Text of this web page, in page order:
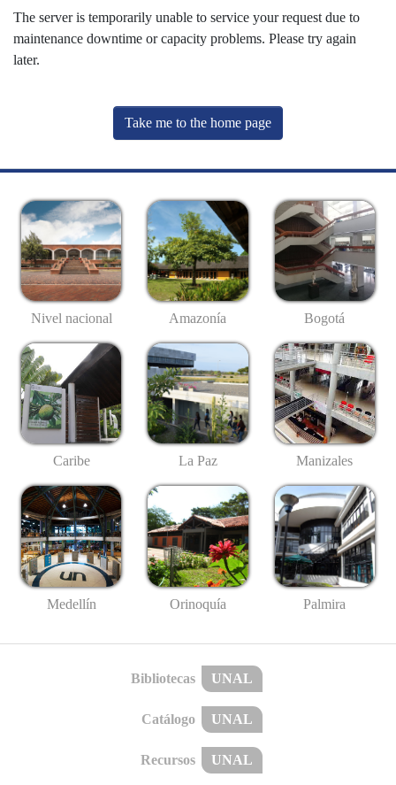
The server is temporarily unable to service your request due to
maintenance downtime or capacity problems. Please try again
later.
Take me to the home page
Nivel nacional Amazonía Bogotá
Caribe La Paz Manizales
Medellín Orinoquía Palmira
Bibliotecas UNAL
Catálogo UNAL
Recursos UNAL